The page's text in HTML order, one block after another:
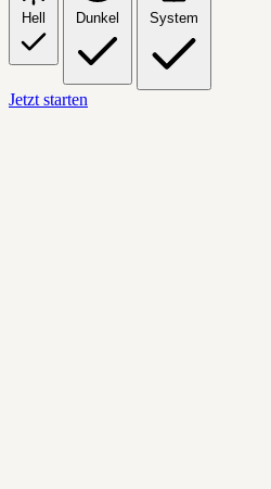
Hell Dunkel System
Jetzt starten